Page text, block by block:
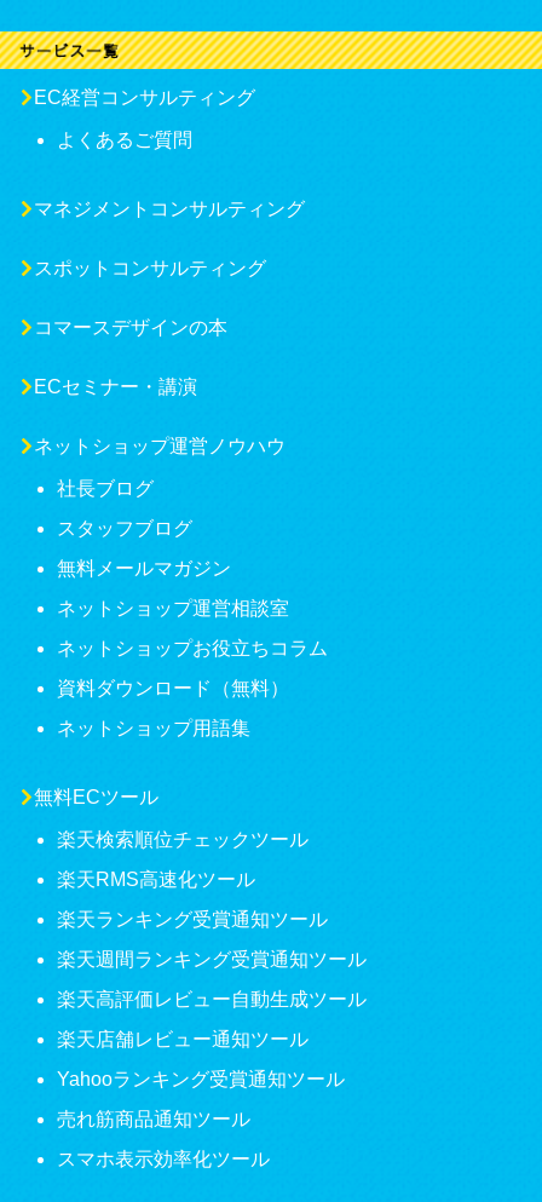
EC経営コンサルティング
よくあるご質問
マネジメントコンサルティング
スポットコンサルティング
コマースデザインの本
ECセミナー・講演
ネットショップ運営ノウハウ
社長ブログ
スタッフブログ
無料メールマガジン
ネットショップ運営相談室
ネットショップお役立ちコラム
資料ダウンロード（無料）
ネットショップ用語集
無料ECツール
楽天検索順位チェックツール
楽天RMS高速化ツール
楽天ランキング受賞通知ツール
楽天週間ランキング受賞通知ツール
楽天高評価レビュー自動生成ツール
楽天店舗レビュー通知ツール
Yahooランキング受賞通知ツール
売れ筋商品通知ツール
スマホ表示効率化ツール